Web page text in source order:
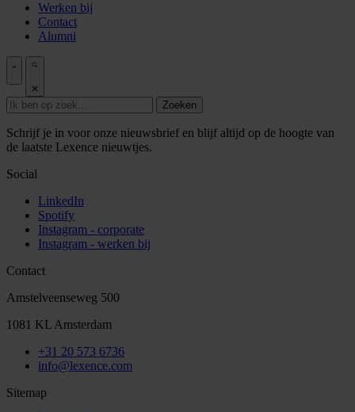
Werken bij
Contact
Alumni
Zoeken
Schrijf je in voor onze nieuwsbrief en blijf altijd op de hoogte van
de laatste Lexence nieuwtjes.
Social
LinkedIn
Spotify
Instagram - corporate
Instagram - werken bij
Contact
Amstelveenseweg 500
1081 KL Amsterdam
+31 20 573 6736
info@lexence.com
Sitemap